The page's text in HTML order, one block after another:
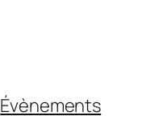
Évènements